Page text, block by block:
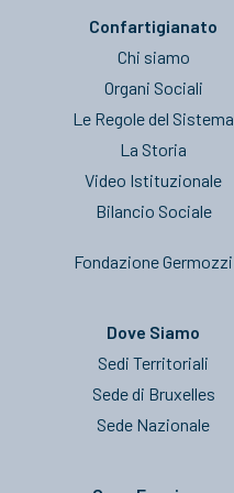
Confartigianato
Chi siamo
Organi Sociali
Le Regole del Sistema
La Storia
Video Istituzionale
Bilancio Sociale
Fondazione Germozzi
Dove Siamo
Sedi Territoriali
Sede di Bruxelles
Sede Nazionale